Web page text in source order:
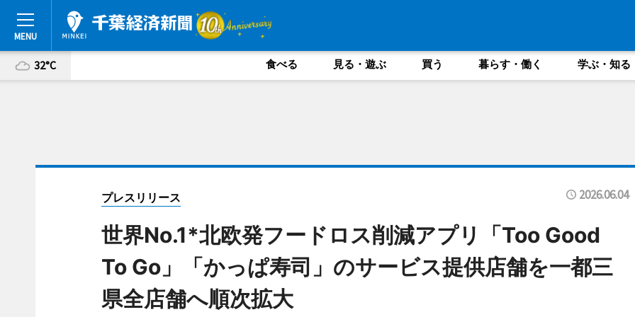
32°C 食べる 見る・遊ぶ 買う 暮らす・働く 学ぶ・知る
プレスリリース 2026.06.04
世界No.1*北欧発フードロス削減アプリ「Too Good
To Go」「かっぱ寿司」のサービス提供店舗を一都三
県全店舗へ順次拡大